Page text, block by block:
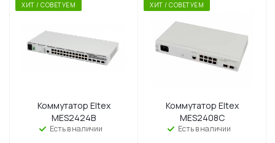
ХИТ / СОВЕТУЕМ
Коммутатор Eltex
MES2424B
Есть в наличии
ХИТ / СОВЕТУЕМ
Коммутатор Eltex
MES2408C
Есть в наличии